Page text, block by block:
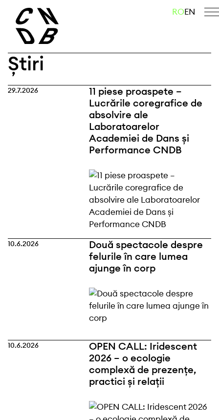
content
caută ROEN
Știri
29.7.2026
11 piese proaspete –
Lucrările coregrafice de
absolvire ale
Laboratoarelor
Academiei de Dans și
Performance CNDB
10.6.2026
Două spectacole despre
felurile în care lumea
ajunge în corp
10.6.2026
OPEN CALL: Iridescent
2026 – o ecologie
complexă de prezențe,
practici și relații